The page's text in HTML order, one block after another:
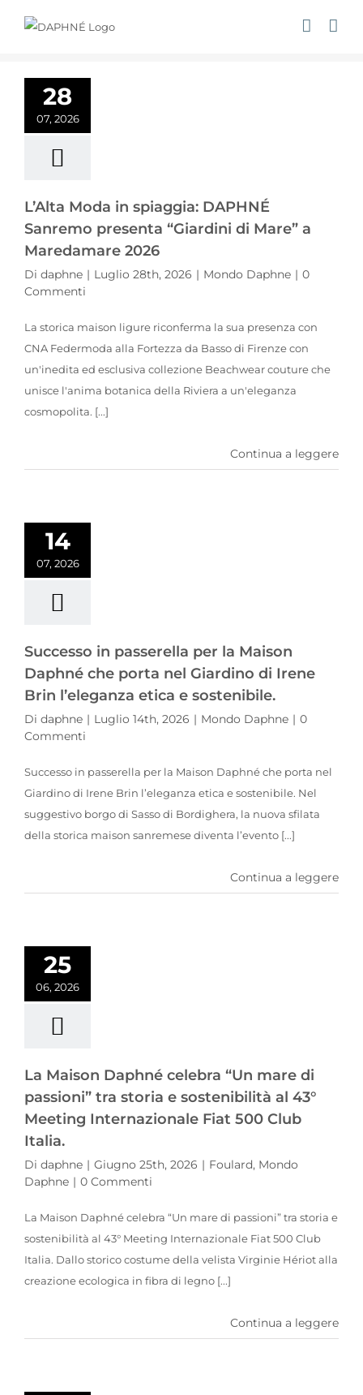
28
07, 2026
L’Alta Moda in spiaggia: DAPHNÉ
Sanremo presenta “Giardini di Mare” a
Maredamare 2026
Di daphne | Luglio 28th, 2026 | Mondo Daphne | 0
Commenti
La storica maison ligure riconferma la sua presenza con
CNA Federmoda alla Fortezza da Basso di Firenze con
un'inedita ed esclusiva collezione Beachwear couture che
unisce l'anima botanica della Riviera a un'eleganza
cosmopolita. [...]
Continua a leggere
14
07, 2026
Successo in passerella per la Maison
Daphné che porta nel Giardino di Irene
Brin l’eleganza etica e sostenibile.
Di daphne | Luglio 14th, 2026 | Mondo Daphne | 0
Commenti
Successo in passerella per la Maison Daphné che porta nel
Giardino di Irene Brin l’eleganza etica e sostenibile. Nel
suggestivo borgo di Sasso di Bordighera, la nuova sfilata
della storica maison sanremese diventa l’evento [...]
Continua a leggere
25
06, 2026
La Maison Daphné celebra “Un mare di
passioni” tra storia e sostenibilità al 43°
Meeting Internazionale Fiat 500 Club
Italia.
Di daphne | Giugno 25th, 2026 | Foulard, Mondo
Daphne | 0 Commenti
La Maison Daphné celebra “Un mare di passioni” tra storia e
sostenibilità al 43° Meeting Internazionale Fiat 500 Club
Italia. Dallo storico costume della velista Virginie Hériot alla
creazione ecologica in fibra di legno [...]
Continua a leggere